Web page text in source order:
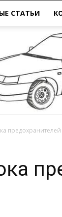
СТАТЬИ
предохранителей